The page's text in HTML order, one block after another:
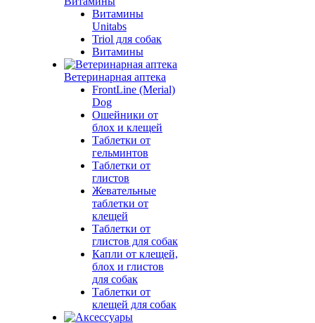
Витамины
Unitabs
Triol для собак
Витамины
Ветеринарная аптека
FrontLine (Merial)
Dog
Ошейники от
блох и клещей
Таблетки от
гельминтов
Таблетки от
глистов
Жевательные
таблетки от
клещей
Таблетки от
глистов для собак
Капли от клещей,
блох и глистов
для собак
Таблетки от
клещей для собак